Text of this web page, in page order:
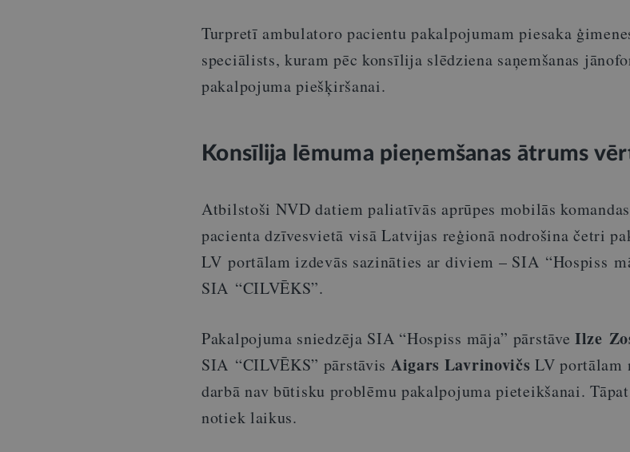
Turpretī ambulatoro pacientu pakalpojumam piesaka
speciālists, kuram pēc konsīlija slēdziena saņemšanas
pakalpojuma piešķiršanai.
Konsīlija lēmuma pieņemšanas ātrums
Atbilstoši NVD datiem paliatīvās aprūpes mobilās
pacienta dzīvesvietā visā Latvijas reģionā nodrošina četri
LV portālam izdevās sazināties ar diviem – SIA “Hospiss
SIA “CILVĒKS”.
Pakalpojuma sniedzēja SIA “Hospiss māja” pārstāve Ilze
SIA “CILVĒKS” pārstāvis Aigars LavrinovičsLV portālam
darbānav būtisku problēmu pakalpojuma pieteikšanai.
notiek laikus.